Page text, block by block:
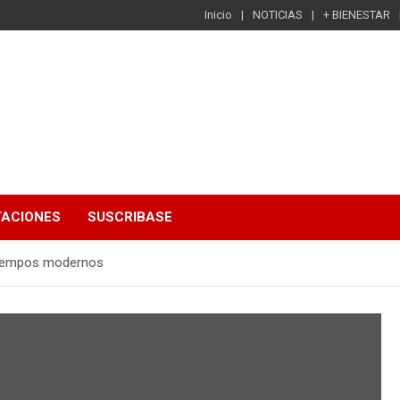
Inicio NOTICIAS + BIENESTAR
SUSCRIBASE
modernos